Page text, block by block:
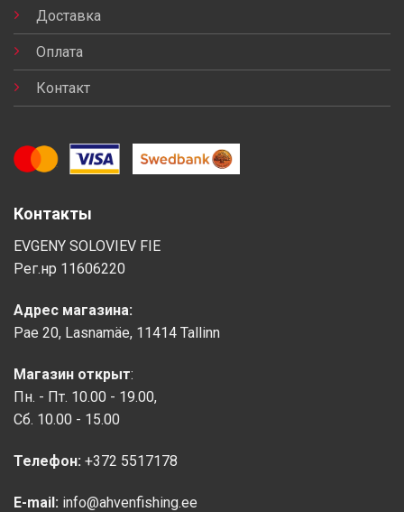
Доставка
Оплата
Контакт
Контакты
EVGENY SOLOVIEV FIE
Рег.нр 11606220
Адрес магазина:
Pae 20, Lasnamäe, 11414 Tallinn
Магазин открыт:
Пн. - Пт. 10.00 - 19.00,
Сб. 10.00 - 15.00
Телефон: +372 5517178
E-mail: info@ahvenfishing.ee